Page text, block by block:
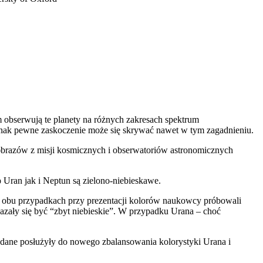
obserwują te planety na różnych zakresach spektrum
pewne zaskoczenie może się skrywać nawet w tym zagadnieniu.
z misji kosmicznych i obserwatoriów astronomicznych
jak i Neptun są zielono-niebieskawe.
przypadkach przy prezentacji kolorów naukowcy próbowali
się być “zbyt niebieskie”. W przypadku Urana – choć
posłużyły do nowego zbalansowania kolorystyki Urana i